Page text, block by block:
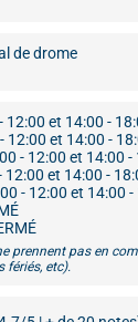
de drome
12:00 et 14:00 -
12:00 et 14:00 -
- 12:00 et 14:00 -
12:00 et 14:00 -
- 12:00 et 14:00 -
prennent pas en
fériés, etc).